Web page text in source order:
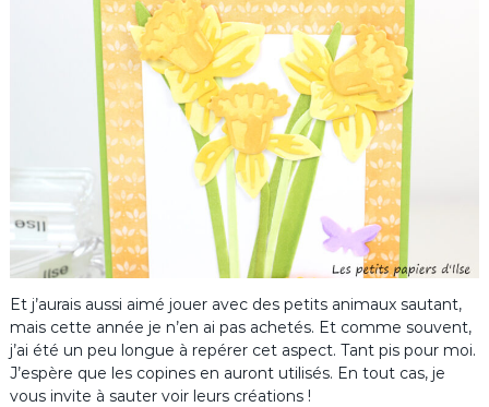
Et j’aurais aussi aimé jouer avec des petits animaux sautant,
mais cette année je n’en ai pas achetés. Et comme souvent,
j’ai été un peu longue à repérer cet aspect. Tant pis pour moi.
J’espère que les copines en auront utilisés. En tout cas, je
vous invite à sauter voir leurs créations !